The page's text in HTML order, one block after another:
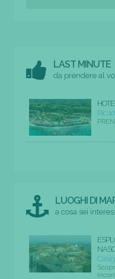
LAST MINUTE
da prendere al
LUOGHI DI
a cosa sei